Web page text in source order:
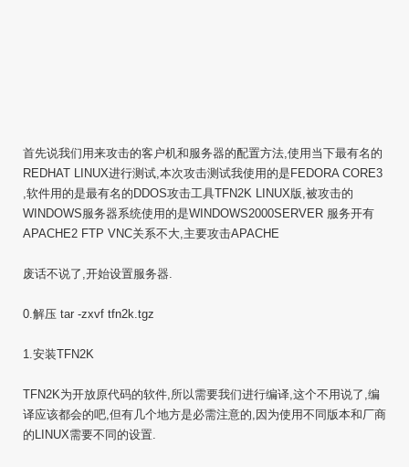
首先说我们用来攻击的客户机和服务器的配置方法,使用当下最有名的
REDHAT LINUX进行测试,本次攻击测试我使用的是FEDORA CORE3
,软件用的是最有名的DDOS攻击工具TFN2K LINUX版,被攻击的
WINDOWS服务器系统使用的是WINDOWS2000SERVER 服务开有
APACHE2 FTP VNC关系不大,主要攻击APACHE
废话不说了,开始设置服务器.
0.解压 tar -zxvf tfn2k.tgz
1.安装TFN2K
TFN2K为开放原代码的软件,所以需要我们进行编译,这个不用说了,编
译应该都会的吧,但有几个地方是必需注意的,因为使用不同版本和厂商
的LINUX需要不同的设置.